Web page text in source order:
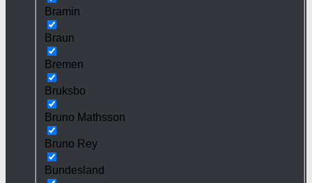
Bramin
Braun
Bremen
Bruksbo
Bruno Mathsson
Bruno Rey
Bundesland